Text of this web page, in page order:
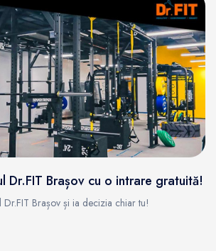
Dr.FIT Brașov cu o intrare gratuită!
Brașov și ia decizia chiar tu!